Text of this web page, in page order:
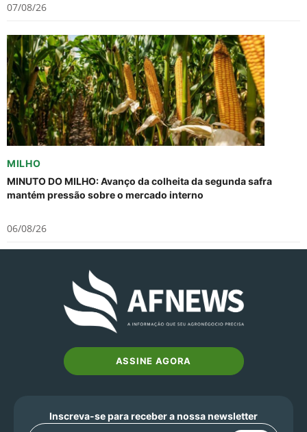
07/08/26
MILHO
MINUTO DO MILHO: Avanço da colheita da segunda safra
mantém pressão sobre o mercado interno
06/08/26
ASSINE AGORA
Inscreva-se para receber a nossa newsletter